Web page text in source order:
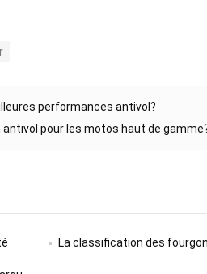
performances antivol?
pour les motos haut de
La classification des